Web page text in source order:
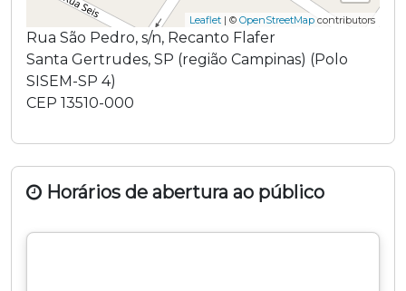
Leaflet | © OpenStreetMap contributors
Rua São Pedro, s/n, Recanto Flafer
Santa Gertrudes, SP (região Campinas) (Polo
SISEM-SP 4)
CEP 13510-000
Horários de abertura ao público